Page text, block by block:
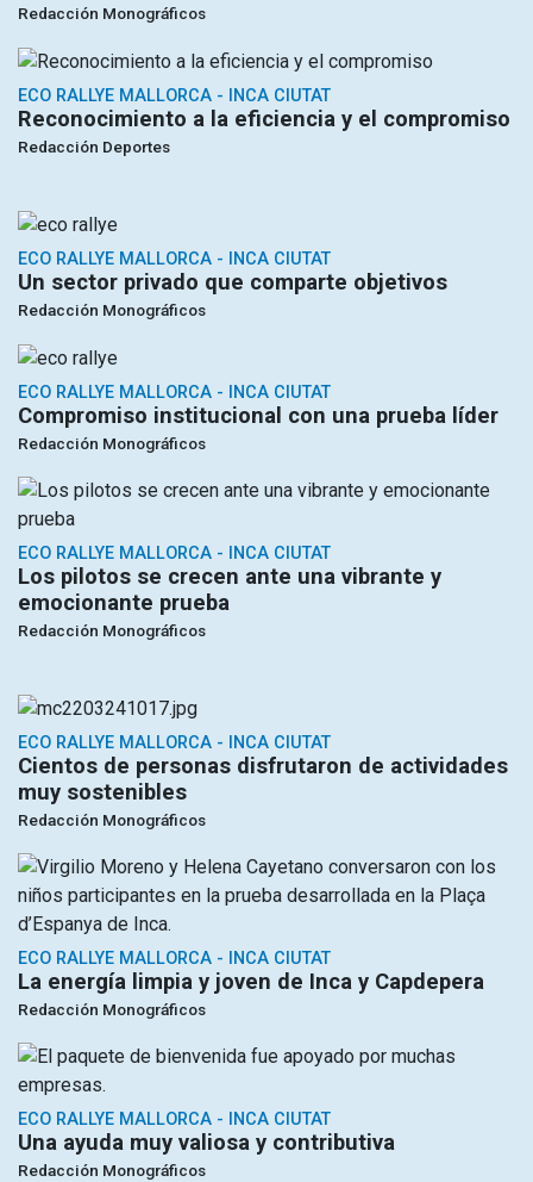
Redacción Monográficos
ECO RALLYE MALLORCA - INCA CIUTAT
Reconocimiento a la eficiencia y el compromiso
Redacción Deportes
ECO RALLYE MALLORCA - INCA CIUTAT
Un sector privado que comparte objetivos
Redacción Monográficos
ECO RALLYE MALLORCA - INCA CIUTAT
Compromiso institucional con una prueba líder
Redacción Monográficos
ECO RALLYE MALLORCA - INCA CIUTAT
Los pilotos se crecen ante una vibrante y
emocionante prueba
Redacción Monográficos
ECO RALLYE MALLORCA - INCA CIUTAT
Cientos de personas disfrutaron de actividades
muy sostenibles
Redacción Monográficos
ECO RALLYE MALLORCA - INCA CIUTAT
La energía limpia y joven de Inca y Capdepera
Redacción Monográficos
ECO RALLYE MALLORCA - INCA CIUTAT
Una ayuda muy valiosa y contributiva
Redacción Monográficos